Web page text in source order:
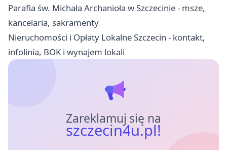
Parafia św. Michała Archanioła w Szczecinie - msze,
kancelaria, sakramenty
Nieruchomości i Opłaty Lokalne Szczecin - kontakt,
infolinia, BOK i wynajem lokali
Zareklamuj się na
szczecin4u.pl!